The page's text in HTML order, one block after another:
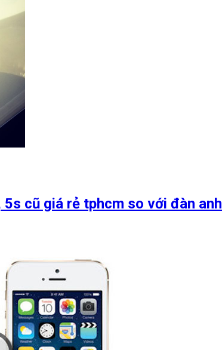
cũ giá rẻ tphcm so với đàn anh